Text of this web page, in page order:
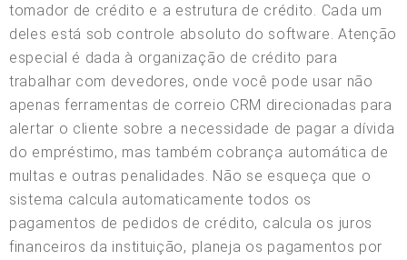
tomador de crédito e a estrutura de crédito. Cada um
deles está sob controle absoluto do software. Atenção
especial é dada à organização de crédito para
trabalhar com devedores, onde você pode usar não
apenas ferramentas de correio CRM direcionadas para
alertar o cliente sobre a necessidade de pagar a dívida
do empréstimo, mas também cobrança automática de
multas e outras penalidades. Não se esqueça que o
sistema calcula automaticamente todos os
pagamentos de pedidos de crédito, calcula os juros
financeiros da instituição, planeja os pagamentos por